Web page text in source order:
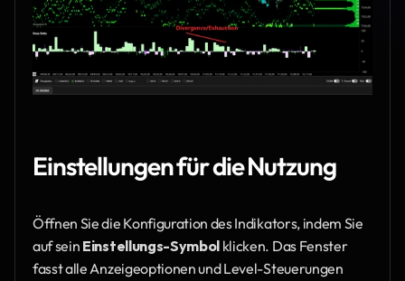
Einstellungen für die Nutzung
Öffnen Sie die Konfiguration des Indikators, indem Sie
auf sein Einstellungs-Symbol klicken. Das Fenster
fasst alle Anzeigeoptionen und Level-Steuerungen